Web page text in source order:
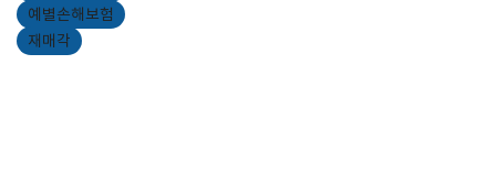
예별손해보험
재매각